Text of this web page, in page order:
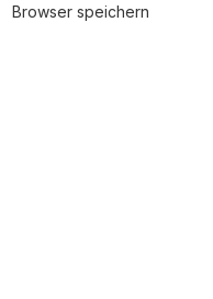
Browser speichern